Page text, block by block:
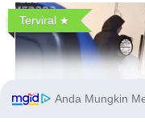
Terviral